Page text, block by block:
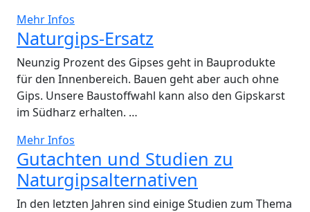
Mehr Infos
Naturgips-Ersatz
Neunzig Prozent des Gipses geht in Bauprodukte
für den Innenbereich. Bauen geht aber auch ohne
Gips. Unsere Baustoffwahl kann also den Gipskarst
im Südharz erhalten. …
Mehr Infos
Gutachten und Studien zu
Naturgipsalternativen
In den letzten Jahren sind einige Studien zum Thema